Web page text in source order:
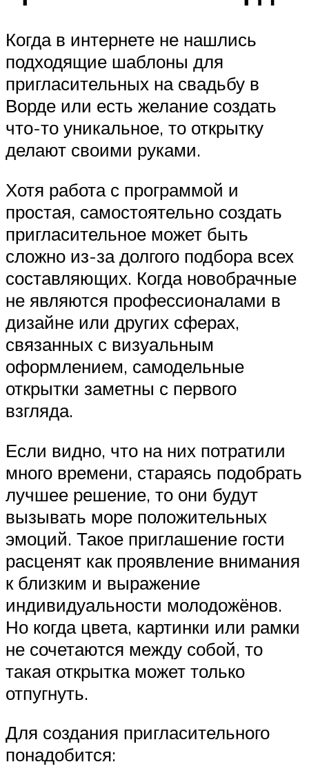
Когда в интернете не нашлись
подходящие шаблоны для
пригласительных на свадьбу в
Ворде или есть желание создать
что-то уникальное, то открытку
делают своими руками.
Хотя работа с программой и
простая, самостоятельно создать
пригласительное может быть
сложно из-за долгого подбора всех
составляющих. Когда новобрачные
не являются профессионалами в
дизайне или других сферах,
связанных с визуальным
оформлением, самодельные
открытки заметны с первого
взгляда.
Если видно, что на них потратили
много времени, стараясь подобрать
лучшее решение, то они будут
вызывать море положительных
эмоций. Такое приглашение гости
расценят как проявление внимания
к близким и выражение
индивидуальности молодожёнов.
Но когда цвета, картинки или рамки
не сочетаются между собой, то
такая открытка может только
отпугнуть.
Для создания пригласительного
понадобится: